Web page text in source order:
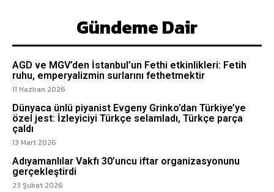
Gündeme Dair
AGD ve MGV’den İstanbul’un Fethi etkinlikleri: Fetih
ruhu, emperyalizmin surlarını fethetmektir
11 Haziran 2026
Dünyaca ünlü piyanist Evgeny Grinko’dan Türkiye’ye
özel jest: İzleyiciyi Türkçe selamladı, Türkçe parça
çaldı
13 Mart 2026
Adıyamanlılar Vakfı 30’uncu iftar organizasyonunu
gerçekleştirdi
23 Şubat 2026